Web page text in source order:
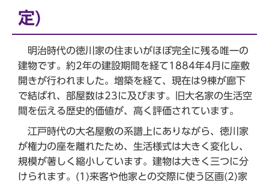
定)
明治時代の徳川家の住まいがほぼ完全に残る唯一の
建物です。約2年の建設期間を経て1884年4月に座敷
開きが行われました。増築を経て、現在は9棟が廊下
で結ばれ、部屋数は23に及びます。旧大名家の生活空
間を伝える歴史的価値が、高く評価されています。
江戸時代の大名屋敷の系譜上にありながら、徳川家
が権力の座を離れたため、生活様式は大きく変化し、
規模が著しく縮小しています。建物は大きく三つに分
けられます。(1)来客や他家との交際に使う区画(2)家